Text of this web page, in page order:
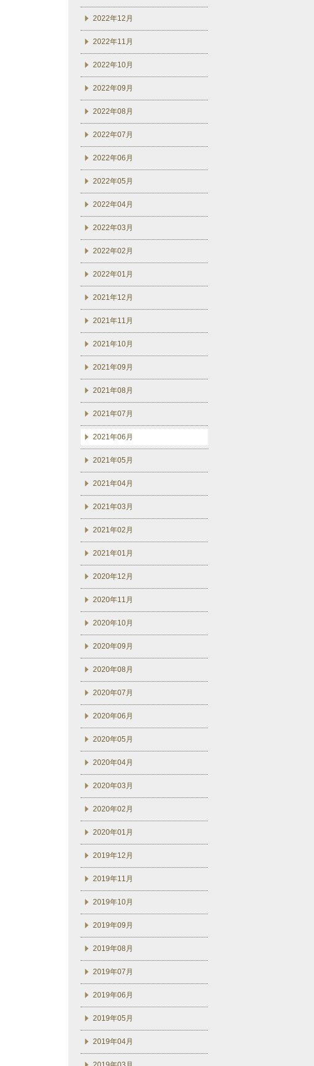
2022年12月
2022年11月
2022年10月
2022年09月
2022年08月
2022年07月
2022年06月
2022年05月
2022年04月
2022年03月
2022年02月
2022年01月
2021年12月
2021年11月
2021年10月
2021年09月
2021年08月
2021年07月
2021年06月
2021年05月
2021年04月
2021年03月
2021年02月
2021年01月
2020年12月
2020年11月
2020年10月
2020年09月
2020年08月
2020年07月
2020年06月
2020年05月
2020年04月
2020年03月
2020年02月
2020年01月
2019年12月
2019年11月
2019年10月
2019年09月
2019年08月
2019年07月
2019年06月
2019年05月
2019年04月